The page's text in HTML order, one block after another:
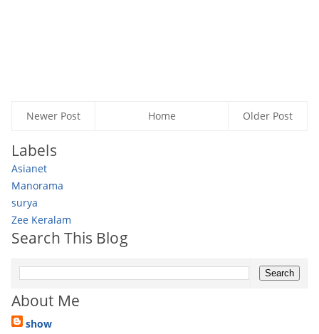
Newer Post Older Post
Home
Labels
Asianet
Manorama
surya
Zee Keralam
Search This Blog
About Me
show